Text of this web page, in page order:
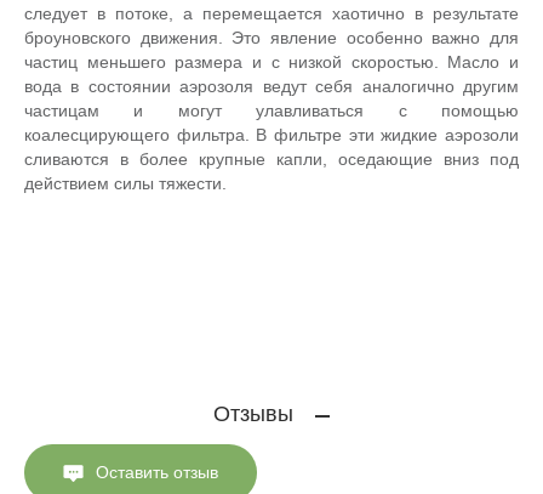
следует в потоке, а перемещается хаотично в результате
броуновского движения. Это явление особенно важно для
частиц меньшего размера и с низкой скоростью. Масло и
вода в состоянии аэрозоля ведут себя аналогично другим
частицам и могут улавливаться с помощью
коалесцирующего фильтра. В фильтре эти жидкие аэрозоли
сливаются в более крупные капли, оседающие вниз под
действием силы тяжести.
Отзывы
Оставить отзыв